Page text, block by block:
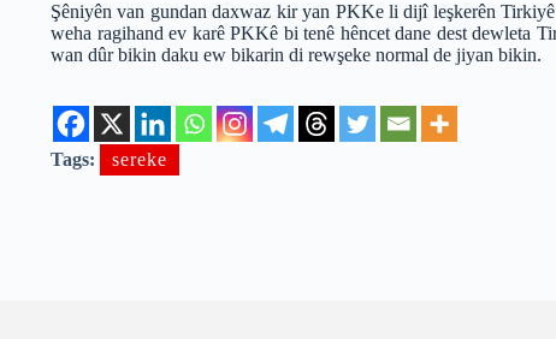
Şêniyên van gundan daxwaz kir yan PKKe li dijî leşkerên
weha ragihand ev karê PKKê bi tenê hêncet dane dest dewleta
wan dûr bikin daku ew bikarin di rewşeke normal de jiyan bikin.
Tags: sereke